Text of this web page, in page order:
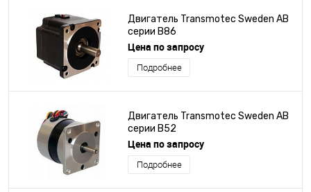
Двигатель Transmotec Sweden AB
серии B86
Цена по запросу
Подробнее
Двигатель Transmotec Sweden AB
серии B52
Цена по запросу
Подробнее